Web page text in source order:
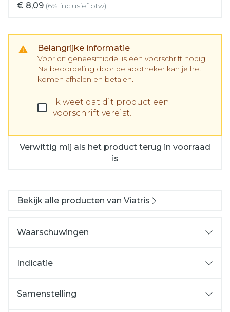
€ 8,09 (6% inclusief btw)
Belangrijke informatie
Voor dit geneesmiddel is een voorschrift nodig.
Na beoordeling door de apotheker kan je het
komen afhalen en betalen.
Ik weet dat dit product een
voorschrift vereist.
Verwittig mij als het product terug in voorraad
is
Bekijk alle producten van Viatris
Waarschuwingen
gebruiken of moet u er extra voorzichtig mee
gebruiken?
Indicatie
ter aanvulling van een dieet
Samenstelling